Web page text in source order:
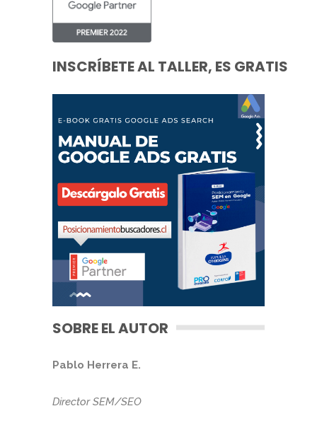
INSCRÍBETE AL TALLER, ES GRATIS
SOBRE EL AUTOR
Pablo Herrera E.
Director SEM/SEO